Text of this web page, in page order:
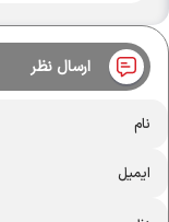
ارسال نظر